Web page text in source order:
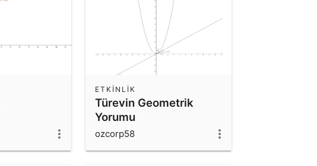
Türevin Geometrik
Yorumu
ETKINLIK
ozcorp58